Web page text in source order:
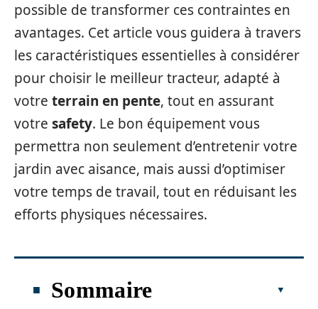
possible de transformer ces contraintes en
avantages. Cet article vous guidera à travers
les caractéristiques essentielles à considérer
pour choisir le meilleur tracteur, adapté à
votre terrain en pente, tout en assurant
votre safety. Le bon équipement vous
permettra non seulement d’entretenir votre
jardin avec aisance, mais aussi d’optimiser
votre temps de travail, tout en réduisant les
efforts physiques nécessaires.
Sommaire